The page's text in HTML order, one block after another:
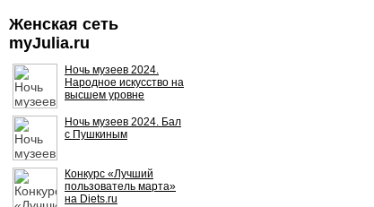
Женская сеть
myJulia.ru
Ночь музеев 2024.
Народное искусство на
высшем уровне
Ночь музеев 2024. Бал
с Пушкиным
Конкурс «Лучший
пользователь марта»
на Diets.ru